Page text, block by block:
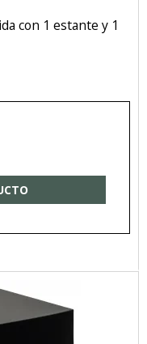
con 1 estante y 1